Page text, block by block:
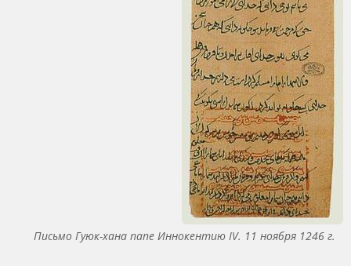
Письмо Гуюк-хана папе Иннокентию IV. 11 ноября 1246 г.